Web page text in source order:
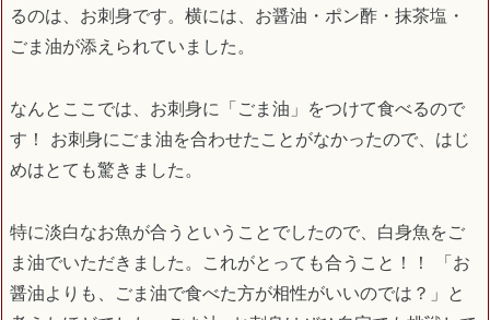
るのは、お刺身です。横には、お醤油・ポン酢・抹茶塩・
ごま油が添えられていました。
なんとここでは、お刺身に「ごま油」をつけて食べるので
す！ お刺身にごま油を合わせたことがなかったので、はじ
めはとても驚きました。
特に淡白なお魚が合うということでしたので、白身魚をご
ま油でいただきました。これがとっても合うこと！！ 「お
醤油よりも、ごま油で食べた方が相性がいいのでは？」と